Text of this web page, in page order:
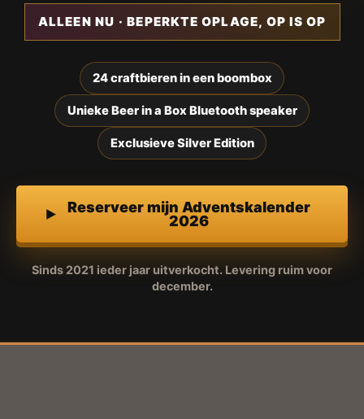
ALLEEN NU · BEPERKTE OPLAGE, OP IS OP
24 craftbieren in een boombox
Unieke Beer in a Box Bluetooth speaker
Exclusieve Silver Edition
Reserveer mijn Adventskalender
2026
Sinds 2021 ieder jaar uitverkocht. Levering ruim voor
december.